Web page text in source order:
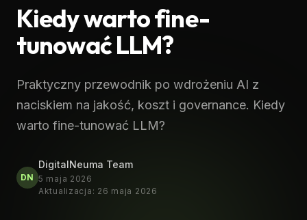
Kiedy warto fine-
tunować LLM?
Praktyczny przewodnik po wdrożeniu AI z
naciskiem na jakość, koszt i governance. Kiedy
warto fine-tunować LLM?
DN
DigitalNeuma Team
5 maja 2026
Aktualizacja : 26 maja 2026